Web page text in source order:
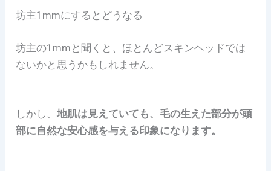
坊主1mmにするとどうなる
坊主の1mmと聞くと、ほとんどスキンヘッドでは
ないかと思うかもしれません。
しかし、地肌は見えていても、毛の生えた部分が頭
部に自然な安心感を与える印象になります。